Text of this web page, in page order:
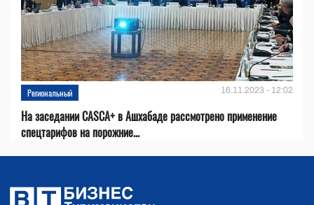
Региональный 16.11.2023 - 12:02
На заседании CASCA+ в Ашхабаде рассмотрено применение
спецтарифов на порожние...